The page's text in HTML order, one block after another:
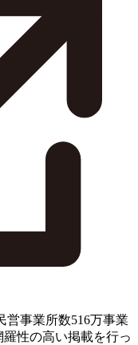
事業所数516万事業
羅性の高い掲載を行っ